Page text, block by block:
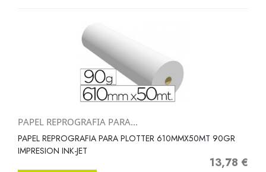
PAPEL REPROGRAFIA PARA...
PAPEL REPROGRAFIA PARA PLOTTER 610MMX50MT 90GR
IMPRESION INK-JET
Precio
13,78 €